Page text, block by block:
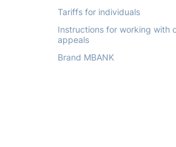
Tariffs for individuals
Instructions for working with
appeals
Brand MBANK